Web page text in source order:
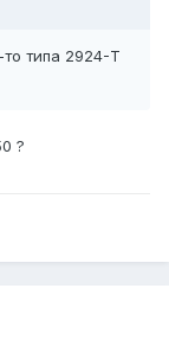
типа 2924-T
?